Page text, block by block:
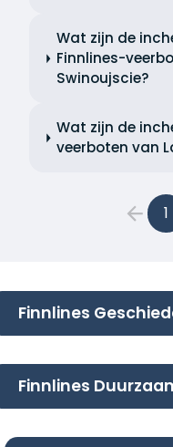
Wat zijn de
Finnlines-
Swinoujscie?
Wat zijn de
veerboten van
1
Finnlines
Finnlines